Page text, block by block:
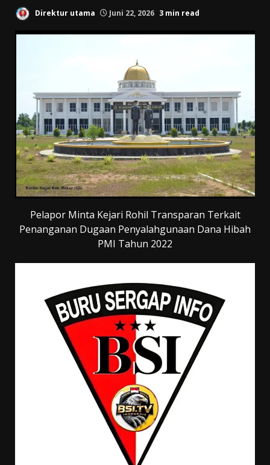
Direktur utama Juni 22, 2026 3 min read
Pelapor Minta Kejari Rohil Transparan Terkait
Penanganan Dugaan Penyalahgunaan Dana Hibah
PMI Tahun 2022